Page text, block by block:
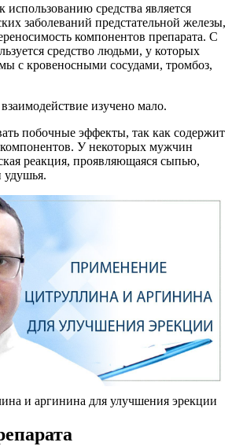
средства является
заболеваний предстательной железы,
компонентов препарата. С
средство людьми, у которых
с кровеносными сосудами, тромбоз,
изучено мало.
побочные эффекты, так как содержит
У некоторых мужчин
реакция, проявляющаяся сыпью,
удушья.
и аргинина для улучшения эрекции